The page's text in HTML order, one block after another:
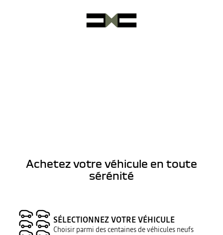
Achetez votre véhicule en toute
sérénité
SÉLECTIONNEZ VOTRE VÉHICULE
Choisir parmi des centaines de véhicules neufs